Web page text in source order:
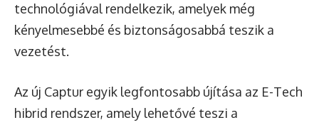
technológiával rendelkezik, amelyek még
kényelmesebbé és biztonságosabbá teszik a
vezetést.
Az új Captur egyik legfontosabb újítása az E-Tech
hibrid rendszer, amely lehetővé teszi a